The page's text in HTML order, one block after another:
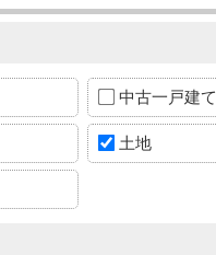
中古一戸建て
土地